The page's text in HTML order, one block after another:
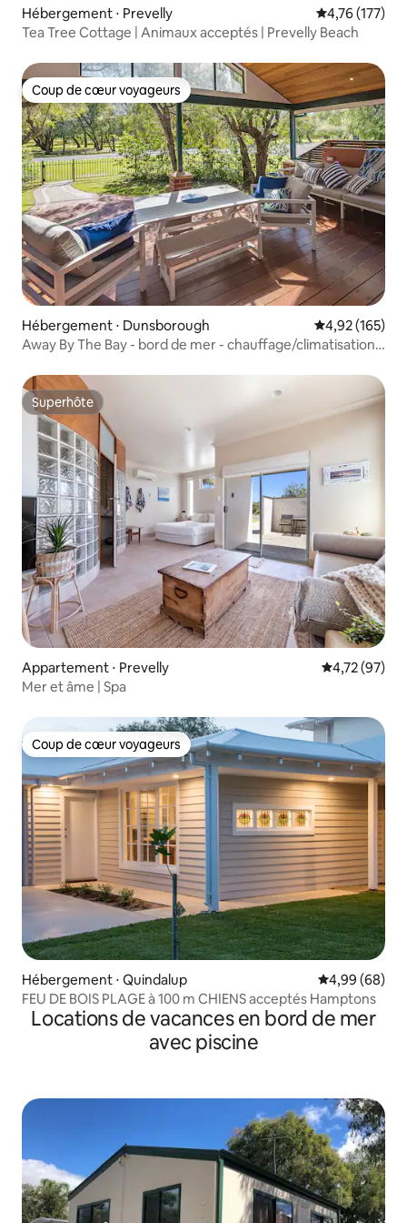
Hébergement ⋅ Prevelly Évaluation
4,76 (177)
Tea Tree Cottage | Animaux acceptés | Prevelly Beach
Coup de cœur voyageurs
Coup de cœur voyageurs
Hébergement ⋅ Dunsborough Évaluation
4,92 (165)
Away By The Bay - bord de mer - chauffage/climatisation
Superhôte
Superhôte
Appartement ⋅ Prevelly Évaluation
4,72 (97)
Mer et âme | Spa
Coup de cœur voyageurs
Coup de cœur voyageurs
Hébergement ⋅ Quindalup Évaluation
4,99 (68)
FEU DE BOIS PLAGE à 100 m CHIENS acceptés Hamptons
Locations de vacances en bord de mer
avec piscine